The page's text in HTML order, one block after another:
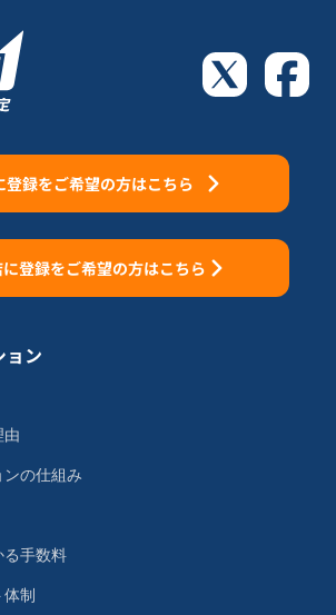
登録をご希望の方はこちら
登録をご希望の方はこちら
ョン
由
の仕組み
る手数料
制